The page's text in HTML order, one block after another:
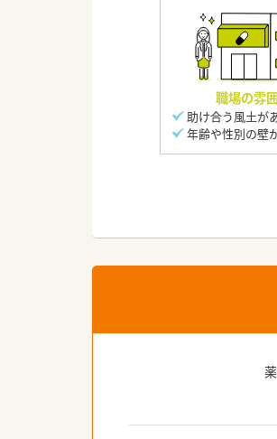
職場の雰
助け合う風土が
年齢や性別の壁